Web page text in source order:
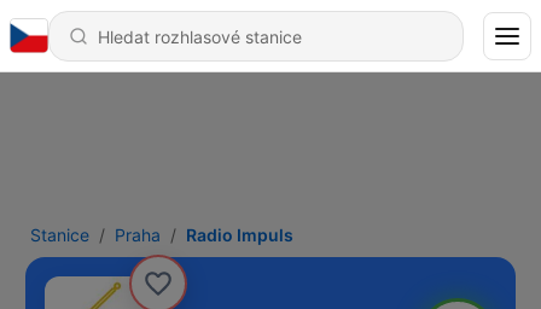
Stanice Praha Radio Impuls